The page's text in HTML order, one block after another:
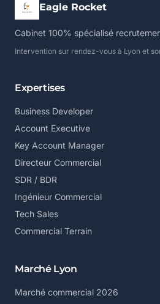
Eagle Rocket
Cabinet 100% spécialisé
Intervention sur rendez-vous à Lyon et
Expertises
Business Developer
Account Executive
Key Account Manager
Directeur Commercial
SDR / BDR
Ingénieur Commercial
Tech Sales
Commercial Terrain
Marché Lyon
Marché commercial 2026